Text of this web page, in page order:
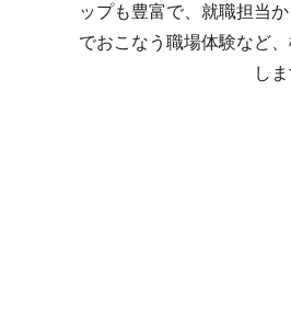
ップも豊富で、就職担当
でおこなう職場体験など
しま